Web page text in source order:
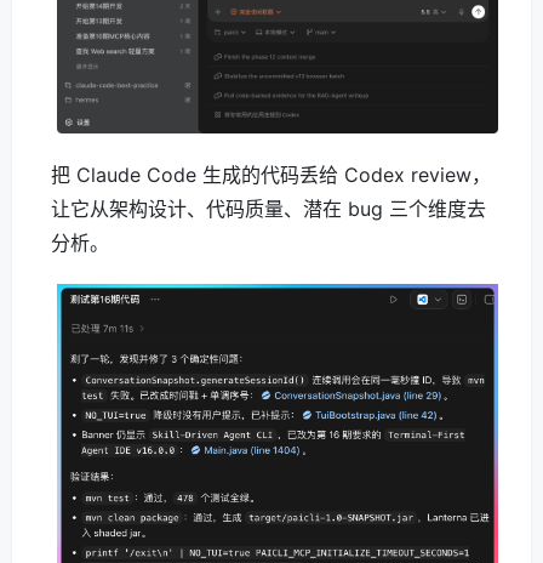
把 Claude Code 生成的代码丢给 Codex review，
让它从架构设计、代码质量、潜在 bug 三个维度去
分析。